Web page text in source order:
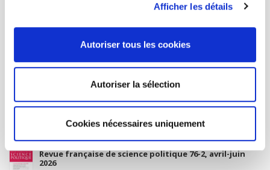
Afficher les détails
Autoriser tous les cookies
Autoriser la sélection
Cookies nécessaires uniquement
À paraître
4 sept. 2026
Nouveautés
Revue française de science politique 76-2, avril-juin
2026